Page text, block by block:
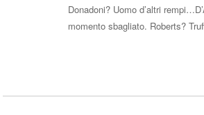
Donadoni? Uomo d’altri
momento sbagliato. Roberts?